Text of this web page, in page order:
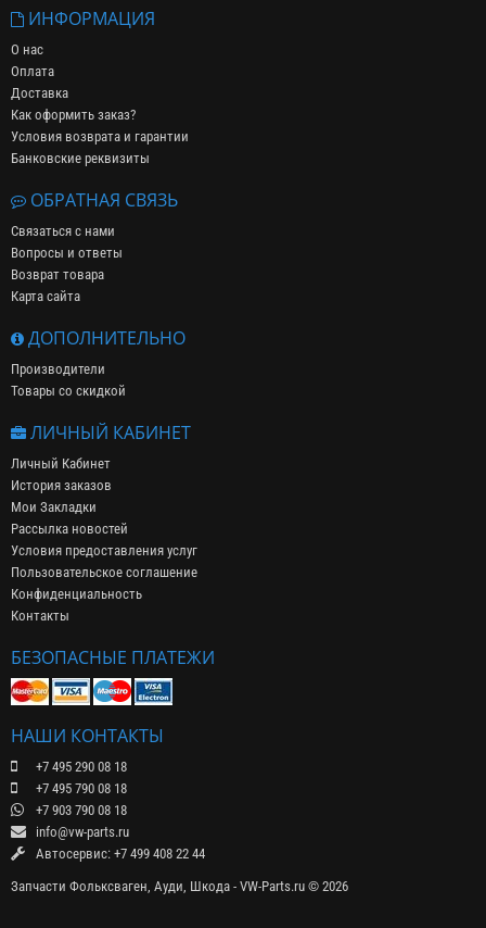
ИНФОРМАЦИЯ
О нас
Оплата
Доставка
Как оформить заказ?
Условия возврата и гарантии
Банковские реквизиты
ОБРАТНАЯ СВЯЗЬ
Связаться с нами
Вопросы и ответы
Возврат товара
Карта сайта
ДОПОЛНИТЕЛЬНО
Производители
Товары со скидкой
ЛИЧНЫЙ КАБИНЕТ
Личный Кабинет
История заказов
Мои Закладки
Рассылка новостей
Условия предоставления услуг
Пользовательское соглашение
Конфиденциальность
Контакты
БЕЗОПАСНЫЕ ПЛАТЕЖИ
НАШИ КОНТАКТЫ
+7 495 290 08 18
+7 495 790 08 18
+7 903 790 08 18
info@vw-parts.ru
Автосервис: +7 499 408 22 44
Запчасти Фольксваген, Ауди, Шкода - VW-Parts.ru © 2026